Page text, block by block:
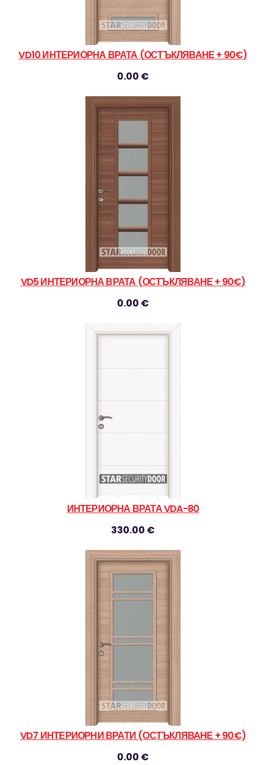
VD10 ИНТЕРИОРНА ВРАТА (ОСТЪКЛЯВАНЕ + 90€)
0.00 €
VD5 ИНТЕРИОРНА ВРАТА (ОСТЪКЛЯВАНЕ + 90€)
0.00 €
ИНТЕРИОРНА ВРАТА VDA-80
330.00 €
VD7 ИНТЕРИОРНИ ВРАТИ (ОСТЪКЛЯВАНЕ + 90€)
0.00 €